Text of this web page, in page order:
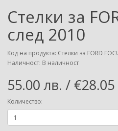
Стелки за
след 2010
Код на продукта: Стелки за FORD
Наличност: В наличност
55.00 лв. / €28.05
Количество: